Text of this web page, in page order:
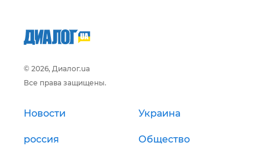
© 2026, Диалог.ua
Все права защищены.
Новости Украина
россия Общество